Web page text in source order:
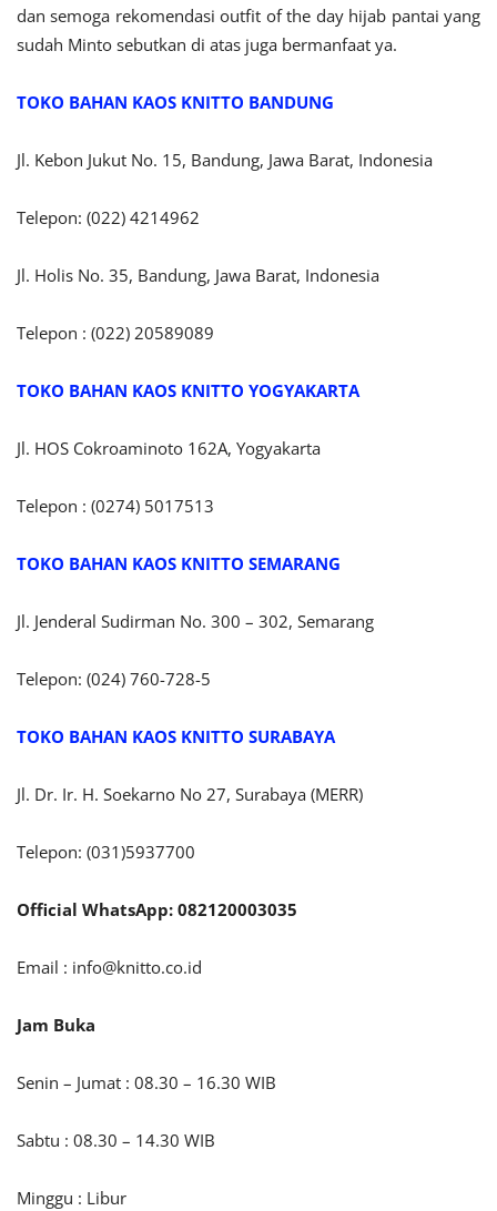
dan semoga rekomendasi outfit of the day hijab pantai yang
sudah Minto sebutkan di atas juga bermanfaat ya.
TOKO BAHAN KAOS KNITTO BANDUNG
Jl. Kebon Jukut No. 15, Bandung, Jawa Barat, Indonesia
Telepon: (022) 4214962
Jl. Holis No. 35, Bandung, Jawa Barat, Indonesia
Telepon : (022) 20589089
TOKO BAHAN KAOS KNITTO YOGYAKARTA
Jl. HOS Cokroaminoto 162A, Yogyakarta
Telepon : (0274) 5017513
TOKO BAHAN KAOS KNITTO SEMARANG
Jl. Jenderal Sudirman No. 300 – 302, Semarang
Telepon: (024) 760-728-5
TOKO BAHAN KAOS KNITTO SURABAYA
Jl. Dr. Ir. H. Soekarno No 27, Surabaya (MERR)
Telepon: (031)5937700
Official WhatsApp: 082120003035
Email : info@knitto.co.id
Jam Buka
Senin – Jumat : 08.30 – 16.30 WIB
Sabtu : 08.30 – 14.30 WIB
Minggu : Libur